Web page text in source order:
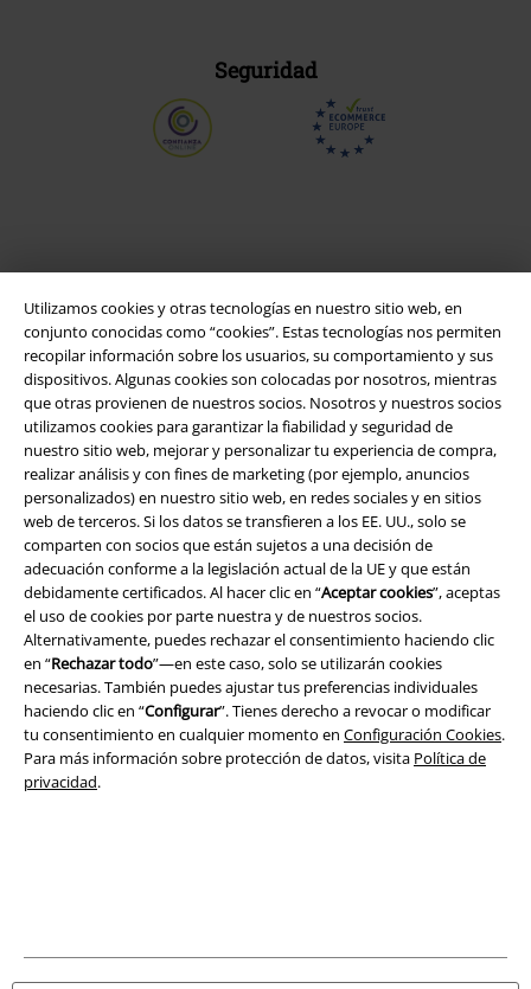
Utilizamos cookies y otras tecnologías en nuestro sitio web, en
conjunto conocidas como “cookies”. Estas tecnologías nos permiten
recopilar información sobre los usuarios, su comportamiento y sus
dispositivos. Algunas cookies son colocadas por nosotros, mientras
que otras provienen de nuestros socios. Nosotros y nuestros socios
utilizamos cookies para garantizar la fiabilidad y seguridad de
nuestro sitio web, mejorar y personalizar tu experiencia de compra,
realizar análisis y con fines de marketing (por ejemplo, anuncios
personalizados) en nuestro sitio web, en redes sociales y en sitios
web de terceros. Si los datos se transfieren a los EE. UU., solo se
comparten con socios que están sujetos a una decisión de
adecuación conforme a la legislación actual de la UE y que están
debidamente certificados. Al hacer clic en “Aceptar cookies”, aceptas
el uso de cookies por parte nuestra y de nuestros socios.
Alternativamente, puedes rechazar el consentimiento haciendo clic
en “Rechazar todo”—en este caso, solo se utilizarán cookies
necesarias. También puedes ajustar tus preferencias individuales
haciendo clic en “Configurar”. Tienes derecho a revocar o modificar
tu consentimiento en cualquier momento en Configuración Cookies.
Para más información sobre protección de datos, visita Política de
privacidad.
Seguridad
Legal
Términos y Condiciones
Aviso Legal
Ley protección de datos
Eliminación de residuos y protección del medioambiente
Declaración de Conformidad
Información sobre accesibilidad
Configuración Cookies